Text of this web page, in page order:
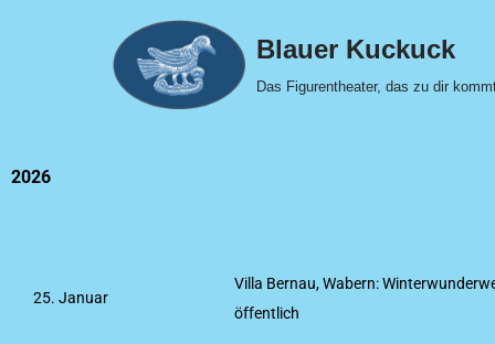
Blauer Kuckuck
Das Figurentheater, das zu dir
2026
25. Januar
Villa Bernau, Wabern:
öffentlich